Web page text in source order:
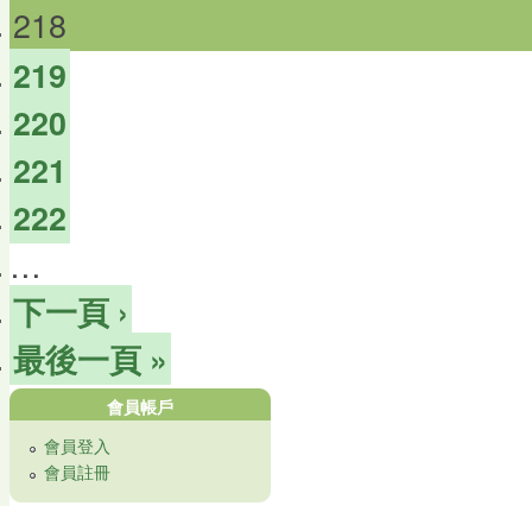
218
219
220
221
222
…
下一頁 ›
最後一頁 »
會員帳戶
會員登入
會員註冊